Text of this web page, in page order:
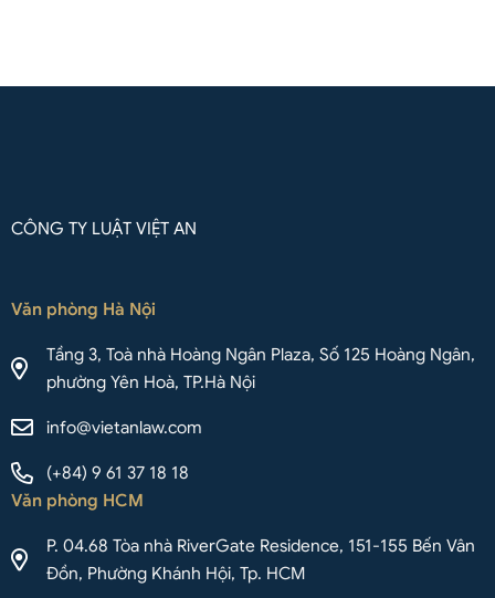
CÔNG TY LUẬT VIỆT AN
Văn phòng Hà Nội
Tầng 3, Toà nhà Hoàng Ngân Plaza, Số 125 Hoàng Ngân,
phường Yên Hoà, TP.Hà Nội
info@vietanlaw.com
(+84) 9 61 37 18 18
Văn phòng HCM
P. 04.68 Tòa nhà RiverGate Residence, 151-155 Bến Vân
Đồn, Phường Khánh Hội, Tp. HCM